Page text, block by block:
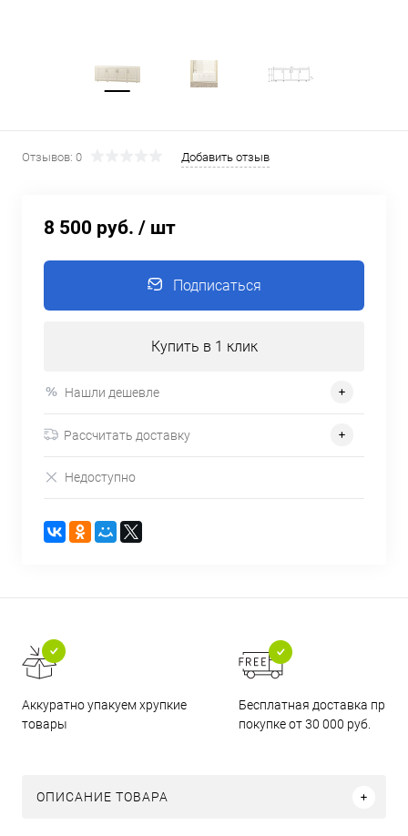
Отзывов: 0 Добавить отзыв
8 500 руб. / шт
Подписаться
Купить в 1 клик
Нашли дешевле
Рассчитать доставку
Недоступно
Аккуратно упакуем хрупкие
товары
Бесплатная доставка при
покупке от 30 000 руб.
ОПИСАНИЕ ТОВАРА